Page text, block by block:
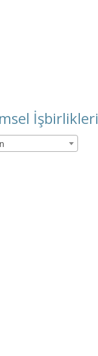
İşbirlikleri